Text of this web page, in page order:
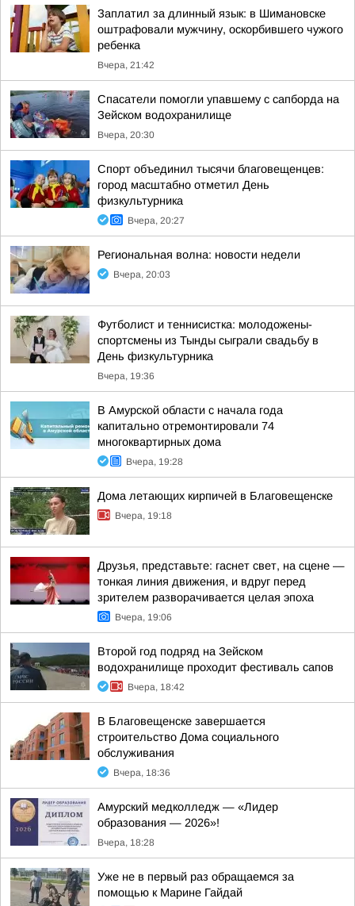
Заплатил за длинный язык: в Шимановске
оштрафовали мужчину, оскорбившего чужого
ребенка
Вчера, 21:42
Спасатели помогли упавшему с сапборда на
Зейском водохранилище
Вчера, 20:30
Спорт объединил тысячи благовещенцев:
город масштабно отметил День
физкультурника
Вчера, 20:27
Региональная волна: новости недели
Вчера, 20:03
Футболист и теннисистка: молодожены-
спортсмены из Тынды сыграли свадьбу в
День физкультурника
Вчера, 19:36
В Амурской области с начала года
капитально отремонтировали 74
многоквартирных дома
Вчера, 19:28
Дома летающих кирпичей в Благовещенске
Вчера, 19:18
Друзья, представьте: гаснет свет, на сцене —
тонкая линия движения, и вдруг перед
зрителем разворачивается целая эпоха
Вчера, 19:06
Второй год подряд на Зейском
водохранилище проходит фестиваль сапов
Вчера, 18:42
В Благовещенске завершается
строительство Дома социального
обслуживания
Вчера, 18:36
Амурский медколледж — «Лидер
образования — 2026»!
Вчера, 18:28
Уже не в первый раз обращаемся за
помощью к Марине Гайдай